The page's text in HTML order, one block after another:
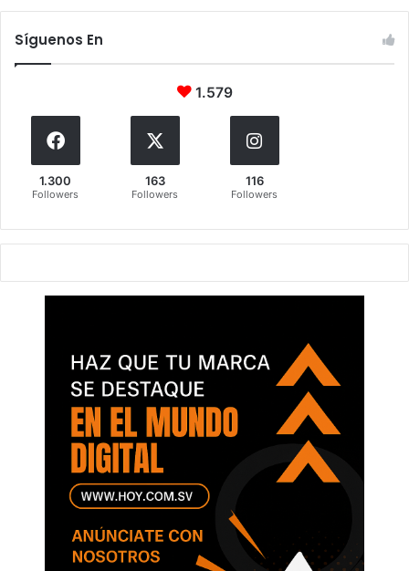
Síguenos En
1.579
1.300
Followers
163
Followers
116
Followers